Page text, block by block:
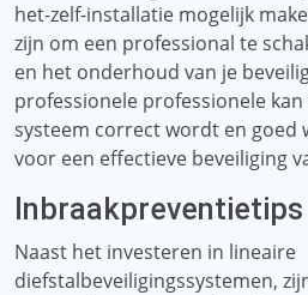
het-zelf-installatie mogelijk
zijn om een ​​professional te
en het onderhoud van je
professionele professionele
systeem correct wordt en goed
voor een effectieve beveiliging
Inbraakpreventietips
Naast het investeren in lineaire
diefstalbeveiligingssystemen,